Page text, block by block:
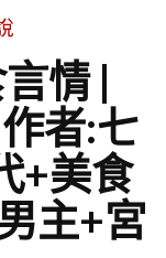
情 |
者:七
+美食
主+宮